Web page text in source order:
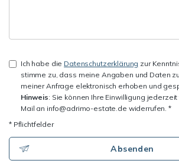
Ich habe die Datenschutzerklärung zur
stimme zu, dass meine Angaben und Daten
meiner Anfrage elektronisch erhoben und
Hinweis: Sie können Ihre Einwilligung
Mail an info@adrimo-estate.de widerrufen. *
* Pflichtfelder
Absenden